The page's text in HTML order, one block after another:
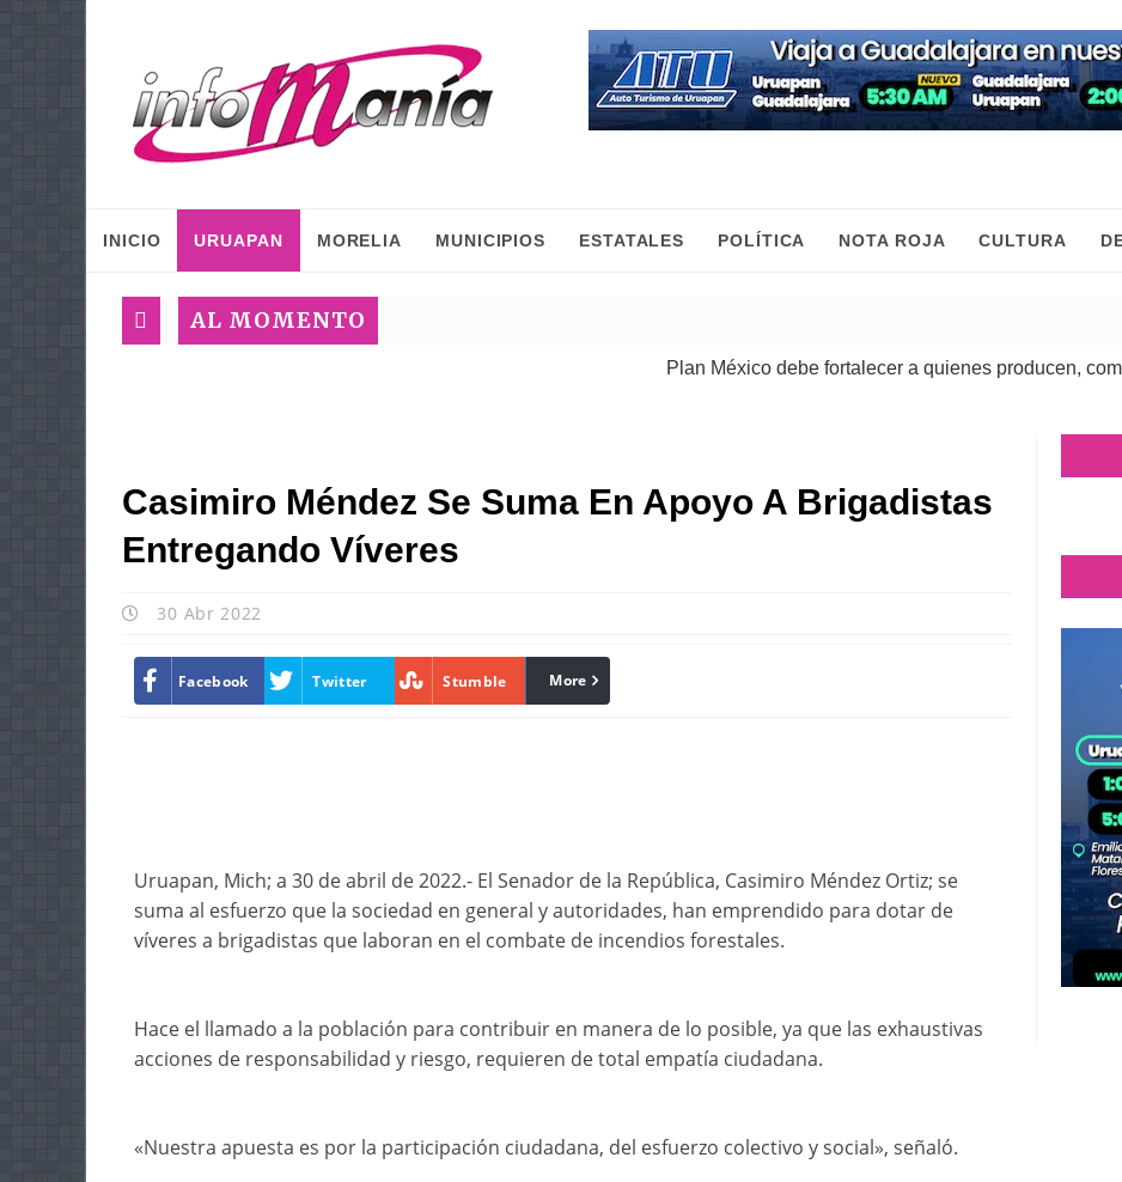
INICIO URUAPAN MORELIA MUNICIPIOS ESTATALES POLÍTICA NOTA ROJA CULTURA
AL MOMENTO
Plan México debe fortalecer a quienes producen,
Casimiro Méndez Se Suma En Apoyo A Brigadistas
Entregando Víveres
30 Abr 2022
Facebook Twitter Stumble linkedin
More
Uruapan, Mich; a 30 de abril de 2022.- El Senador de la República, Casimiro Méndez Ortiz; se
suma al esfuerzo que la sociedad en general y autoridades, han emprendido para dotar de
víveres a brigadistas que laboran en el combate de incendios forestales.
Hace el llamado a la población para contribuir en manera de lo posible, ya que las exhaustivas
acciones de responsabilidad y riesgo, requieren de total empatía ciudadana.
«Nuestra apuesta es por la participación ciudadana, del esfuerzo colectivo y social», señaló.